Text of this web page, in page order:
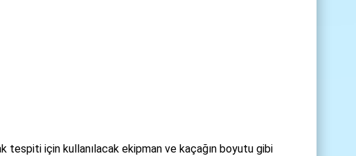
tespiti için kullanılacak ekipman ve kaçağın boyutu gibi